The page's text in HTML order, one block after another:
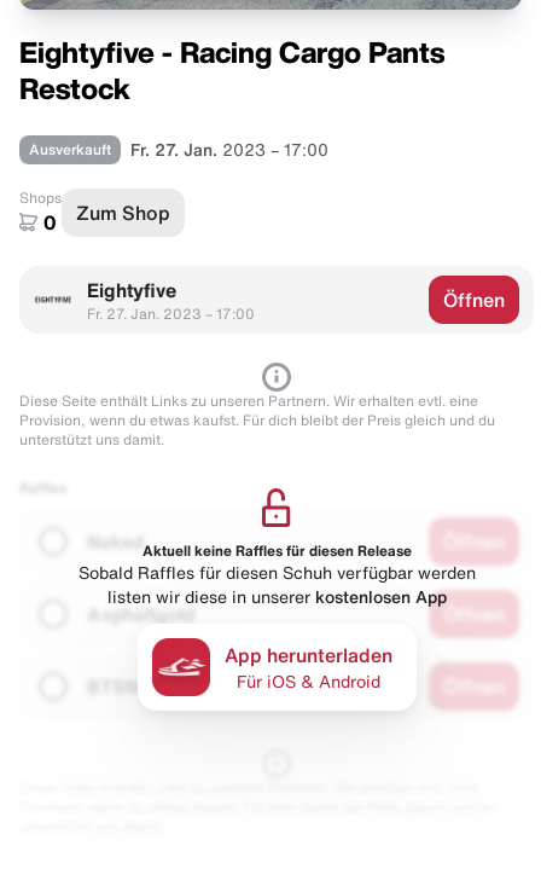
Eightyfive - Racing Cargo Pants
Restock
Ausverkauft Fr. 27. Jan. 2023 – 17:00
Shops
0 Zum Shop
Eightyfive
Fr. 27. Jan. 2023 – 17:00
Öffnen
Diese Seite enthält Links zu unseren Partnern. Wir erhalten evtl. eine
Provision, wenn du etwas kaufst. Für dich bleibt der Preis gleich und du
unterstützt uns damit.
Naked
Asphaltgold
Aktuell keine Raffles für diesen Release
Sobald Raffles für diesen Schuh verfügbar werden
listen wir diese in unserer kostenlosen App
App herunterladen
Für iOS & Android